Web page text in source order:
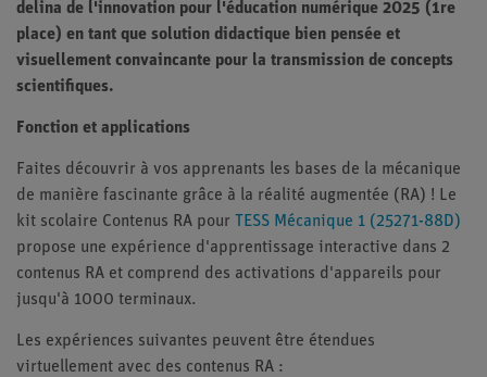
delina de l'innovation pour l'éducation numérique 2025 (1re
place) en tant que solution didactique bien pensée et
visuellement convaincante pour la transmission de concepts
scientifiques.
Fonction et applications
Faites découvrir à vos apprenants les bases de la mécanique
de manière fascinante grâce à la réalité augmentée (RA) ! Le
kit scolaire Contenus RA pour TESS Mécanique 1 (25271-88D)
propose une expérience d'apprentissage interactive dans 2
contenus RA et comprend des activations d'appareils pour
jusqu'à 1000 terminaux.
Les expériences suivantes peuvent être étendues
virtuellement avec des contenus RA :